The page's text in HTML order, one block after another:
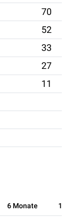
70
52
33
27
11
6 Monate 1